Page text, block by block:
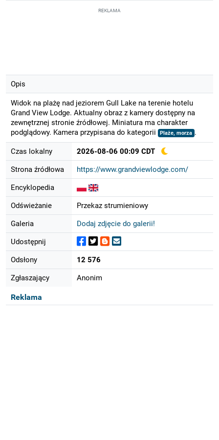
REKLAMA
Opis
Widok na plażę nad jeziorem Gull Lake na terenie hotelu
Grand View Lodge. Aktualny obraz z kamery dostępny na
zewnętrznej stronie źródłowej. Miniatura ma charakter
podglądowy. Kamera przypisana do kategorii
Plaże, morza .
Czas lokalny 2026-08-06 00:09 CDT
Strona źródłowa https://www.grandviewlodge.com/
Encyklopedia
Odświeżanie Przekaz strumieniowy
Galeria Dodaj zdjęcie do galerii!
Udostępnij
Odsłony 12 576
Zgłaszający Anonim
Reklama